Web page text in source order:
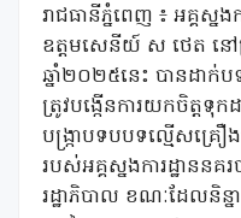
រាជធានីភ្នំពេញ ៖ អគ្គស្
ឧត្តមសេនីយ៍ ស ថេត នៅ
ឆ្នាំ២០២៥នេះ បានដាក់
ត្រូវបង្កើនការយកចិត្តទុក
បង្ក្រាបទបបទល្មើសគ្រឿ
របស់អគ្គស្នងការដ្ឋានន
រដ្ឋាភិបាល ខណៈដែលនិ